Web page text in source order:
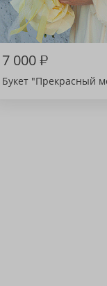
7 000₽
Букет "Прекрасный